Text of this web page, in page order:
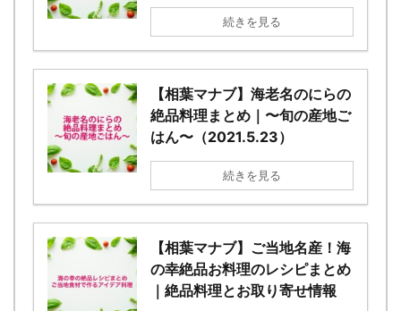
続きを見る
【相葉マナブ】海老名のにらの
絶品料理まとめ｜〜旬の産地ご
はん〜（2021.5.23）
続きを見る
【相葉マナブ】ご当地名産！海
の幸絶品お料理のレシピまとめ
｜絶品料理とお取り寄せ情報